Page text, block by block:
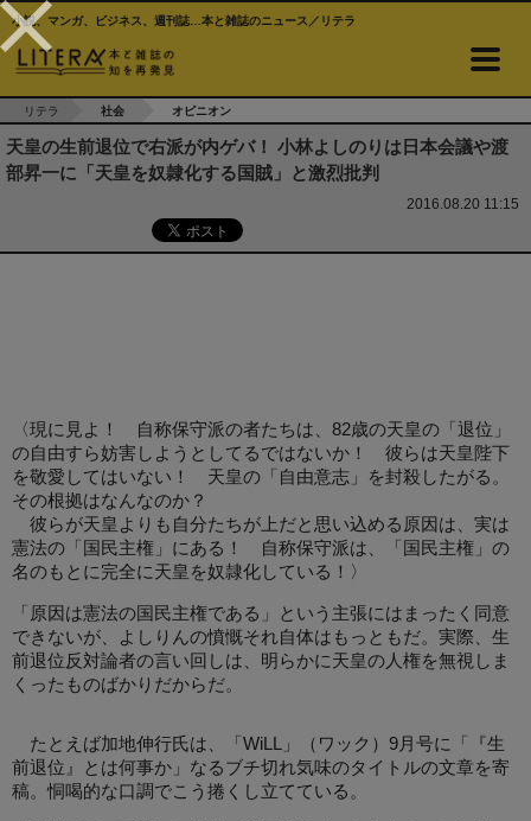
小説、マンガ、ビジネス、週刊誌…本と雑誌のニュース／リテラ
リテラ 社会 オピニオン
天皇の生前退位で右派が内ゲバ！ 小林よしのりは日本会議や渡
部昇一に「天皇を奴隷化する国賊」と激烈批判
2016.08.20 11:15
〈現に見よ！ 自称保守派の者たちは、82歳の天皇の「退位」
の自由すら妨害しようとしてるではないか！ 彼らは天皇陛下
を敬愛してはいない！ 天皇の「自由意志」を封殺したがる。
その根拠はなんなのか？
彼らが天皇よりも自分たちが上だと思い込める原因は、実は
憲法の「国民主権」にある！ 自称保守派は、「国民主権」の
名のもとに完全に天皇を奴隷化している！〉
「原因は憲法の国民主権である」という主張にはまったく同意
できないが、よしりんの憤慨それ自体はもっともだ。実際、生
前退位反対論者の言い回しは、明らかに天皇の人権を無視しま
くったものばかりだからだ。
たとえば加地伸行氏は、「WiLL」（ワック）9月号に「『生
前退位』とは何事か」なるブチ切れ気味のタイトルの文章を寄
稿。恫喝的な口調でこう捲くし立てている。